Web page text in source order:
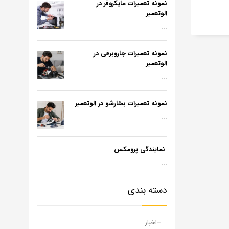
نمونه تعمیرات مایکروفر در
الوتعمیر
...
نمونه تعمیرات جاروبرقی در
الوتعمیر
...
نمونه تعمیرات بخارشو در الوتعمیر
...
نمایندگی پرومکس
...
دسته بندی
اخبار